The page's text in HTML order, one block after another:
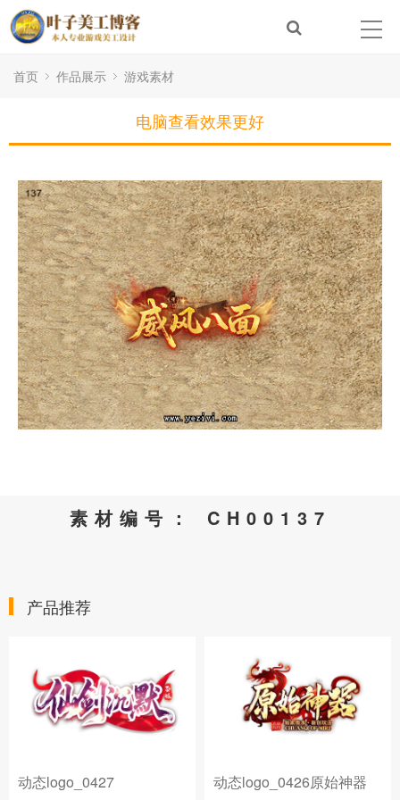
首页 作品展示 游戏素材
电脑查看效果更好
素材编号： CH00137
产品推荐
动态logo_0427 动态logo_0426原始神器